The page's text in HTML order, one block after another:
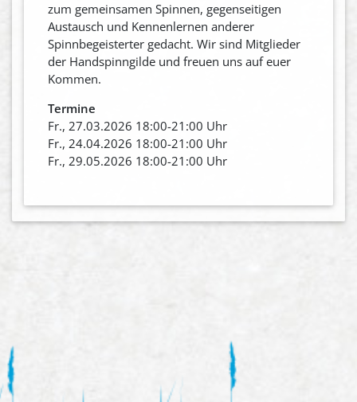
zum gemeinsamen Spinnen, gegenseitigen
Austausch und Kennenlernen anderer
Spinnbegeisterter gedacht. Wir sind Mitglieder
der Handspinngilde und freuen uns auf euer
Kommen.
Termine
Fr., 27.03.2026 18:00-21:00 Uhr
Fr., 24.04.2026 18:00-21:00 Uhr
Fr., 29.05.2026 18:00-21:00 Uhr